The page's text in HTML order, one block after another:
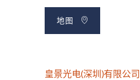
地图
皇景光电(深圳)有限公司